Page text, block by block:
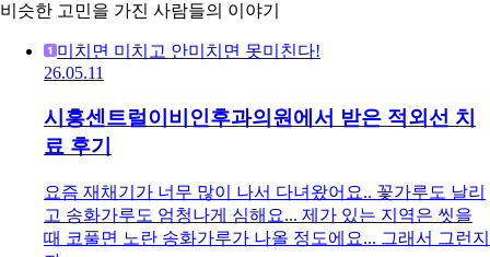
비슷한 고민을 가진 사람들의 이야기
미치면 미치고 안미치면 못미친다!
26.05.11
시흥센트럴이비인후과의원에서 받은 적외선 치
료 후기
요즘 재채기가 너무 많이 나서 다녀왔어요.. 꽃가루도 날리
고 송화가루도 엄청나게 심해요... 제가 있는 지역은 씻을
때 코풀면 노란 송화가루가 나올 정도에요... 그래서 그런지